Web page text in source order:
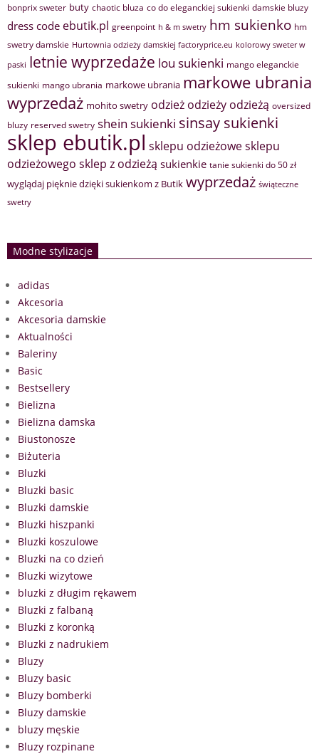
bonprix sweter buty chaotic bluza co do eleganckiej sukienki damskie bluzy
dress code ebutik.pl greenpoint h & m swetry hm sukienko hm
swetry damskie Hurtownia odzieży damskiej factoryprice.eu kolorowy sweter w
paski letnie wyprzedaże lou sukienki mango eleganckie
sukienki mango ubrania markowe ubrania markowe ubrania
wyprzedaż mohito swetry odzież odzieży odzieżą oversized
bluzy reserved swetry shein sukienki sinsay sukienki
sklep ebutik.pl sklepu odzieżowesklepu
odzieżowego sklep z odzieżą sukienkie tanie sukienki do 50 zł
wyglądaj pięknie dzięki sukienkom z Butik wyprzedaż świąteczne
swetry
Modne stylizacje
adidas
Akcesoria
Akcesoria damskie
Aktualności
Baleriny
Basic
Bestsellery
Bielizna
Bielizna damska
Biustonosze
Biżuteria
Bluzki
Bluzki basic
Bluzki damskie
Bluzki hiszpanki
Bluzki koszulowe
Bluzki na co dzień
Bluzki wizytowe
bluzki z długim rękawem
Bluzki z falbaną
Bluzki z koronką
Bluzki z nadrukiem
Bluzy
Bluzy basic
Bluzy bomberki
Bluzy damskie
bluzy męskie
Bluzy rozpinane